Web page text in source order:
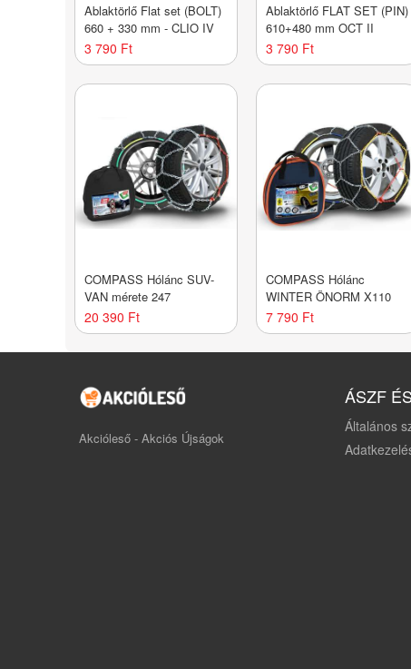
Ablaktörlő Flat set (BOLT)
660 + 330 mm - CLIO IV
3 790 Ft
Ablaktörlő FLAT SET (PIN)
610+480 mm OCT II
3 790 Ft
COMPASS Hólánc SUV-
VAN mérete 247
20 390 Ft
COMPASS Hólánc
WINTER ÖNORM X110
7 790 Ft
Akcióleső - Akciós Újságok
ÁSZF
Általános